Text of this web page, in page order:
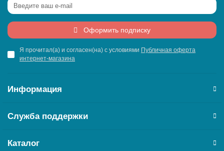
Оформить подписку
Я прочитал(а) и согласен(на) с условиями Публичная оферта
интернет-магазина
Информация
Служба поддержки
Каталог